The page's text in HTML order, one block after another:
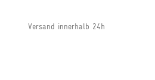
Versand innerhalb 24h